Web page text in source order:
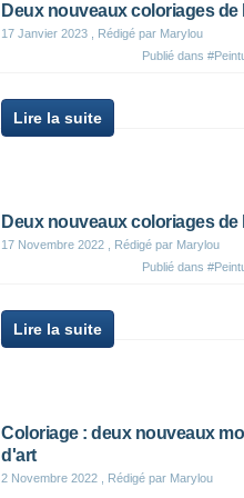
Deux nouveaux coloriages de
17 Janvier 2023 , Rédigé par Marylou
Publié dans
Lire la suite
Deux nouveaux coloriages de
17 Novembre 2022 , Rédigé par Marylou
Publié dans
Lire la suite
Coloriage : deux nouveaux
d'art
2 Novembre 2022 , Rédigé par Marylou